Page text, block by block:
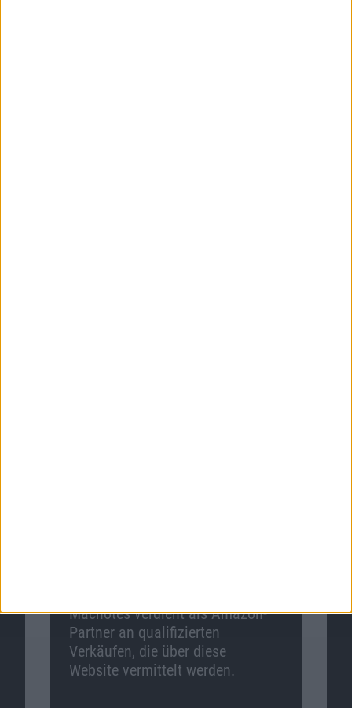
Macnotes verdient als Amazon-
Partner an qualifizierten
Verkäufen, die über diese
Website vermittelt werden.